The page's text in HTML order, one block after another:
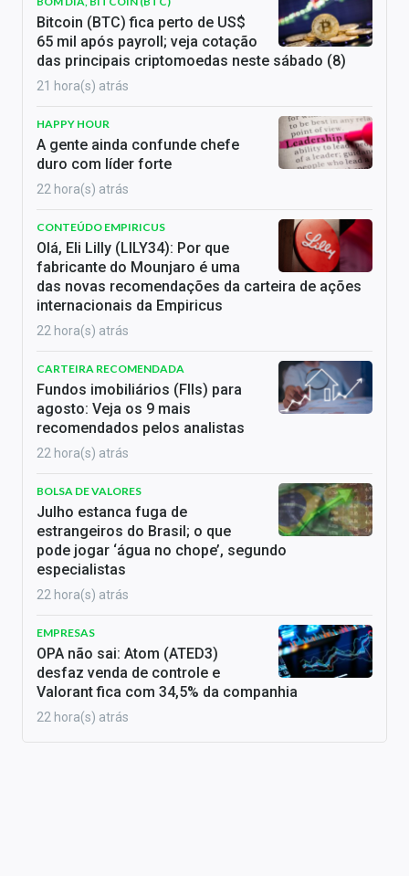
Bitcoin (BTC) fica perto de US$
65 mil após payroll; veja cotação
das principais criptomoedas neste sábado (8)
21 hora(s) atrás
HAPPY HOUR
A gente ainda confunde chefe
duro com líder forte
22 hora(s) atrás
CONTEÚDO EMPIRICUS
Olá, Eli Lilly (LILY34): Por que
fabricante do Mounjaro é uma
das novas recomendações da carteira de ações
internacionais da Empiricus
22 hora(s) atrás
CARTEIRA RECOMENDADA
Fundos imobiliários (FIIs) para
agosto: Veja os 9 mais
recomendados pelos analistas
22 hora(s) atrás
BOLSA DE VALORES
Julho estanca fuga de
estrangeiros do Brasil; o que
pode jogar ‘água no chope’, segundo
especialistas
22 hora(s) atrás
EMPRESAS
OPA não sai: Atom (ATED3)
desfaz venda de controle e
Valorant fica com 34,5% da companhia
22 hora(s) atrás